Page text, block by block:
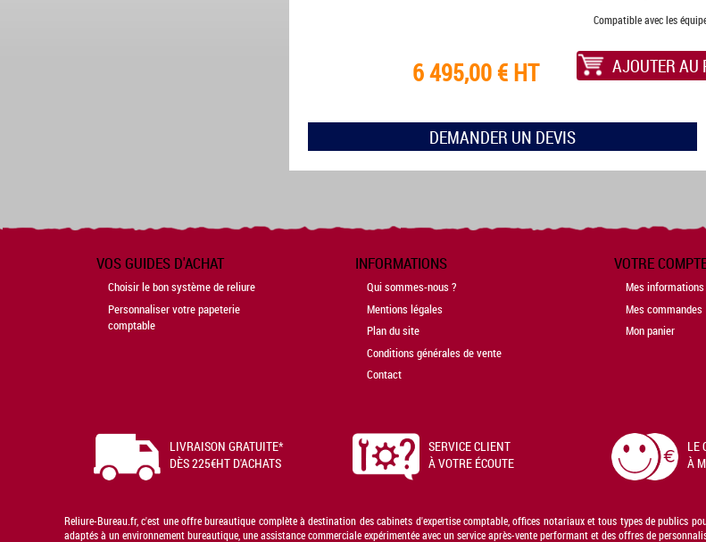
Compatible avec les
6 495,00 € HT
DEMANDER UN DEVIS
VOS GUIDES D'ACHAT
Choisir le bon système de reliure
Personnaliser votre papeterie
comptable
INFORMATIONS
Qui sommes-nous ?
Mentions légales
Plan du site
Conditions générales de vente
Contact
VOTRE
Mes informations
Mes commandes
Mon panier
LIVRAISON GRATUITE*
DÈS 225€HT D'ACHATS
SERVICE CLIENT
À VOTRE ÉCOUTE
LE
À
Reliure-Bureau.fr, c'est une offre bureautique complète à destination des cabinets d'expertise comptable, offices notariaux et tous types de publics
adaptés à un environnement bureautique, une assistance commerciale expérimentée avec un service après-vente performant et des offres de